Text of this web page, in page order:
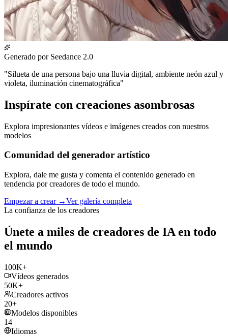
Generado por Seedance 2.0
"Silueta de una persona bajo una lluvia digital, ambiente neón azul y
violeta, iluminación cinematográfica"
Inspírate con creaciones asombrosas
Explora impresionantes vídeos e imágenes creados con nuestros
modelos
Comunidad del generador artístico
Explora, dale me gusta y comenta el contenido generado en
tendencia por creadores de todo el mundo.
Empezar a crear→Ver galería completa
La confianza de los creadores
Únete a miles de creadores de IA en todo
el mundo
100K+
Vídeos generados
50K+
Creadores activos
20+
Modelos disponibles
14
Idiomas